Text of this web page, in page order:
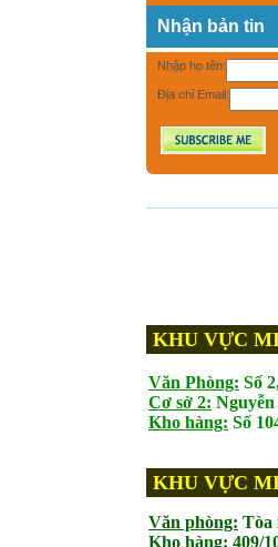
Nhận bản tin
Nhập họ tên:
Địa chỉ Email:
KHU VỰC
Văn Phòng: Số
Cơ sở 2:
Kho hàng: Số
KHU VỰC
Văn phòng: Tòa
Kho hàng: 409/